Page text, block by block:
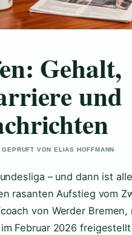
Gehalt,
und
VON ELIAS HOFFMANN
– und dann ist
rasanten Aufstieg vom
von Werder Bremen,
Februar 2026